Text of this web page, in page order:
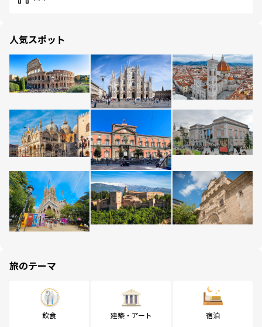
人気スポット
旅のテーマ
飲食 建築・アート 宿泊